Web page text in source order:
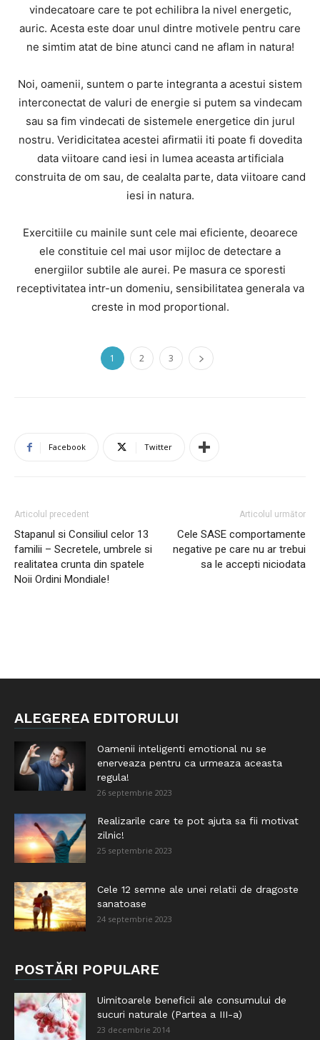
vindecatoare care te pot echilibra la nivel energetic,
auric. Acesta este doar unul dintre motivele pentru care
ne simtim atat de bine atunci cand ne aflam in natura!
Noi, oamenii, suntem o parte integranta a acestui sistem
interconectat de valuri de energie si putem sa vindecam
sau sa fim vindecati de sistemele energetice din jurul
nostru. Veridicitatea acestei afirmatii iti poate fi dovedita
data viitoare cand iesi in lumea aceasta artificiala
construita de om sau, de cealalta parte, data viitoare cand
iesi in natura.
Exercitiile cu mainile sunt cele mai eficiente, deoarece
ele constituie cel mai usor mijloc de detectare a
energiilor subtile ale aurei. Pe masura ce sporesti
receptivitatea intr-un domeniu, sensibilitatea generala va
creste in mod proportional.
1 2 3
Facebook Twitter
Articolul precedent
Stapanul si Consiliul celor 13
familii – Secretele, umbrele si
realitatea crunta din spatele
Noii Ordini Mondiale!
Articolul următor
Cele SASE comportamente
negative pe care nu ar trebui
sa le accepti niciodata
ALEGEREA EDITORULUI
Oamenii inteligenti emotional nu se
enerveaza pentru ca urmeaza aceasta
regula!
26 septembrie 2023
Realizarile care te pot ajuta sa fii motivat
zilnic!
25 septembrie 2023
Cele 12 semne ale unei relatii de dragoste
sanatoase
24 septembrie 2023
POSTĂRI POPULARE
Uimitoarele beneficii ale consumului de
sucuri naturale (Partea a III-a)
23 decembrie 2014